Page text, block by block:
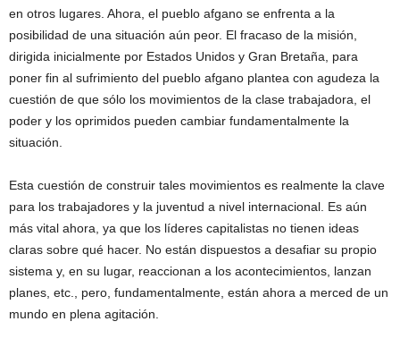
en otros lugares. Ahora, el pueblo afgano se enfrenta a la
posibilidad de una situación aún peor. El fracaso de la misión,
dirigida inicialmente por Estados Unidos y Gran Bretaña, para
poner fin al sufrimiento del pueblo afgano plantea con agudeza la
cuestión de que sólo los movimientos de la clase trabajadora, el
poder y los oprimidos pueden cambiar fundamentalmente la
situación.
Esta cuestión de construir tales movimientos es realmente la clave
para los trabajadores y la juventud a nivel internacional. Es aún
más vital ahora, ya que los líderes capitalistas no tienen ideas
claras sobre qué hacer. No están dispuestos a desafiar su propio
sistema y, en su lugar, reaccionan a los acontecimientos, lanzan
planes, etc., pero, fundamentalmente, están ahora a merced de un
mundo en plena agitación.